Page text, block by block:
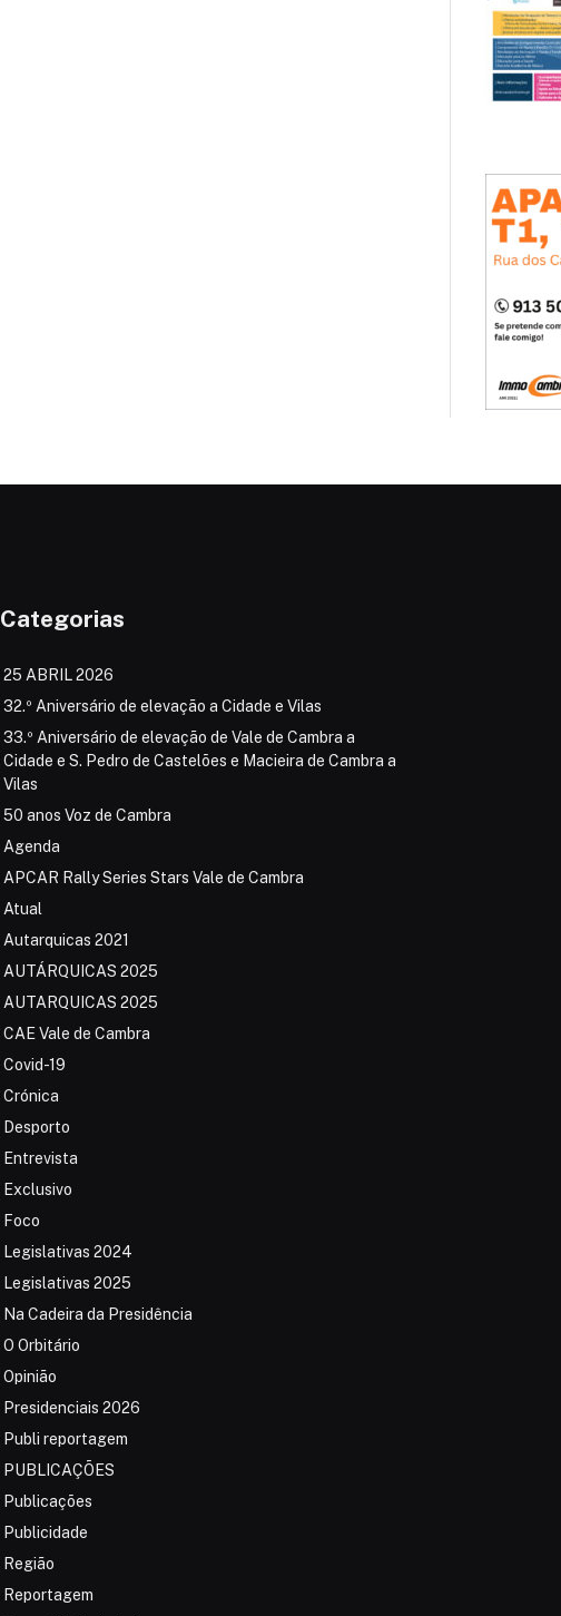
Categorias
25 ABRIL 2026
32.º Aniversário de elevação a Cidade e Vilas
33.º Aniversário de elevação de Vale de Cambra a
Cidade e S. Pedro de Castelões e Macieira de Cambra a
Vilas
50 anos Voz de Cambra
Agenda
APCAR Rally Series Stars Vale de Cambra
Atual
Autarquicas 2021
AUTÁRQUICAS 2025
AUTARQUICAS 2025
CAE Vale de Cambra
Covid-19
Crónica
Desporto
Entrevista
Exclusivo
Foco
Legislativas 2024
Legislativas 2025
Na Cadeira da Presidência
O Orbitário
Opinião
Presidenciais 2026
Publi reportagem
PUBLICAÇÕES
Publicações
Publicidade
Região
Reportagem